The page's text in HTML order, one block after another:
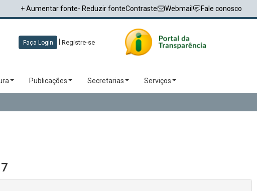
+ Aumentar fonte- Reduzir fonteContraste Webmail Fale conosco
Faça Login Registre-se
Publicações Secretarias Serviços